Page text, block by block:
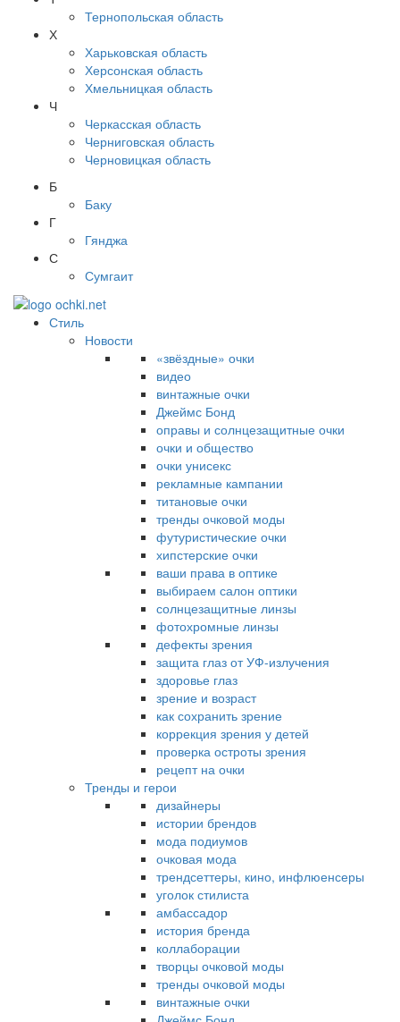
Тернопольская область
Х
Харьковская область
Херсонская область
Хмельницкая область
Ч
Черкасская область
Черниговская область
Черновицкая область
Б
Баку
Г
Гянджа
С
Сумгаит
Стиль
Новости
«звёздные» очки
видео
винтажные очки
Джеймс Бонд
оправы и солнцезащитные очки
очки и общество
очки унисекс
рекламные кампании
титановые очки
тренды очковой моды
футуристические очки
хипстерские очки
ваши права в оптике
выбираем салон оптики
солнцезащитные линзы
фотохромные линзы
дефекты зрения
защита глаз от УФ-излучения
здоровье глаз
зрение и возраст
как сохранить зрение
коррекция зрения у детей
проверка остроты зрения
рецепт на очки
Тренды и герои
дизайнеры
истории брендов
мода подиумов
очковая мода
трендсеттеры, кино, инфлюенсеры
уголок стилиста
амбассадор
история бренда
коллаборации
творцы очковой моды
тренды очковой моды
винтажные очки